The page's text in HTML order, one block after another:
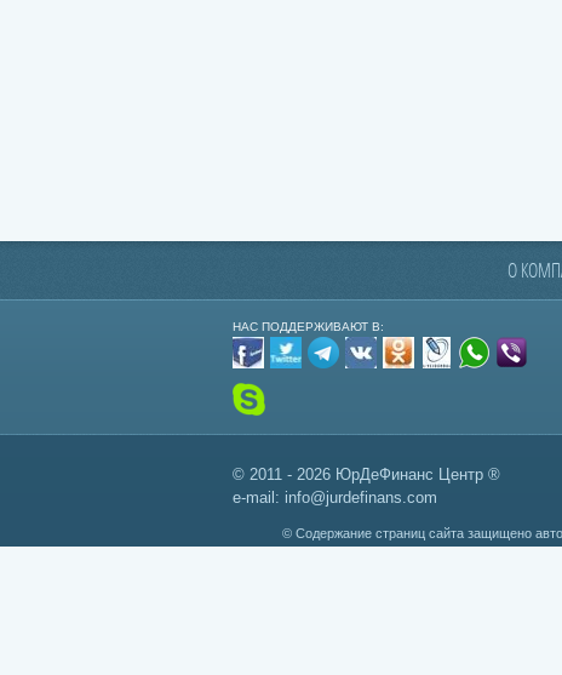
О
© 2011 - 2026 ЮрДеФинанс Центр ®
e-mail: info@jurdefinans.com
© Содержание страниц сайта защищено
НАС ПОДДЕРЖИВАЮТ В: